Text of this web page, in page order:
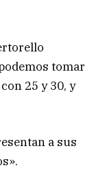
tomar
25 y 30, y
a sus